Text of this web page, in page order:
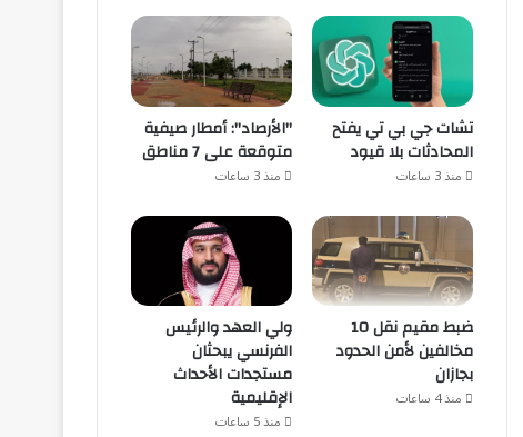
تشات جي بي تي يفتح
المحادثات بلا قيود
منذ 3 ساعات
"الأرصاد": أمطار صيفية
متوقعة على 7 مناطق
منذ 3 ساعات
ضبط مقيم نقل 10
مخالفين لأمن الحدود
بجازان
منذ 4 ساعات
ولي العهد والرئيس
الفرنسي يبحثان
مستجدات الأحداث
الإقليمية
منذ 5 ساعات